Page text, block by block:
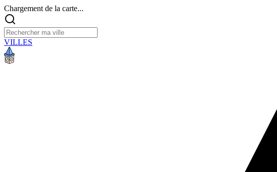
Chargement de la carte...
VILLES